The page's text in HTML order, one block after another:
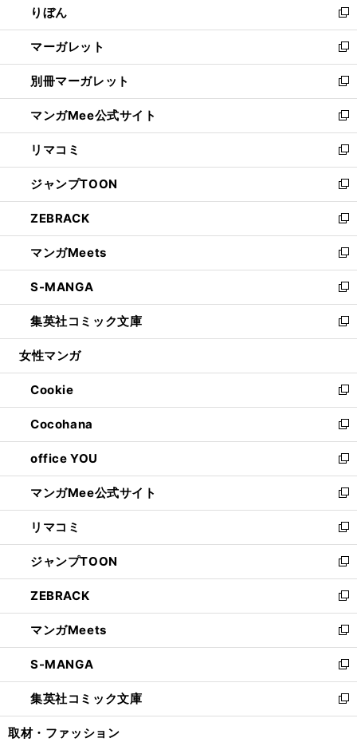
く
で
開
く
ド
ウ
で
開
く
ィ
ン
ド
ウ
で
開
く
りぼん
新
し
い
ウ
ィ
ン
ド
ウ
で
開
く
マーガレット
新
し
い
ウ
ィ
ン
ド
ウ
で
開
く
別冊マーガレット
新
し
い
ウ
ィ
ン
ド
ウ
で
開
く
マンガMee公式サイト
新
し
い
ウ
ィ
ン
ド
ウ
で
開
く
リマコミ
新
し
い
ウ
ィ
ン
ド
ウ
で
開
く
ジャンプTOON
新
し
い
ウ
ィ
ン
ド
ウ
で
開
ZEBRACK
新
し
い
ウ
ィ
ン
ド
ウ
開
く
マンガMeets
新
し
い
ウ
ィ
ン
ウ
で
開
く
S-MANGA
新
し
い
ウ
ン
ド
ウ
で
開
く
集英社コミック文庫
新
し
ウ
ィ
ン
ド
ウ
で
開
く
女性マンガ
Cookie
新
し
い
ウ
ィ
ン
ド
ウ
で
開
く
Cocohana
新
し
い
ウ
ィ
ン
ド
ウ
で
開
く
office YOU
新
し
い
ウ
ィ
ン
ド
ウ
で
開
く
マンガMee公式サイト
新
し
い
ウ
ィ
ン
ド
ウ
で
開
く
リマコミ
新
し
い
ウ
ィ
ン
ド
ウ
で
開
く
ジャンプTOON
新
し
い
ウ
ィ
ン
ド
ウ
で
開
ZEBRACK
新
し
い
ウ
ィ
ン
ド
ウ
マンガMeets
新
し
い
ウ
ィ
ン
S-MANGA
新
し
い
ウ
集英社コミック文庫
新
し
取材・ファッション